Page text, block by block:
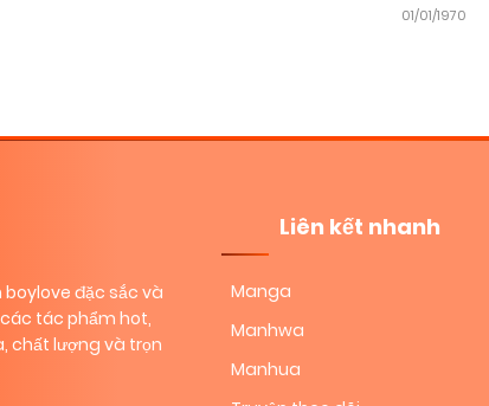
01/01/1970
boylove đặc sắc và
tác phẩm hot,
chất lượng và trọn
Liên kết nhanh
Manga
Manhwa
Manhua